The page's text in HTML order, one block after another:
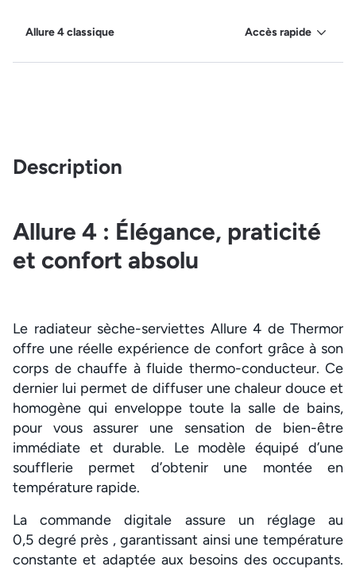
Allure 4 classique Accès rapide
Description
Allure 4 : Élégance, praticité
et confort absolu
Le radiateur sèche-serviettes Allure 4 de Thermor
offre une réelle expérience de confort grâce à son
corps de chauffe à fluide thermo-conducteur. Ce
dernier lui permet de diffuser une chaleur douce et
homogène qui enveloppe toute la salle de bains,
pour vous assurer une sensation de bien-être
immédiate et durable. Le modèle équipé d’une
soufflerie permet d’obtenir une montée en
température rapide.
La commande digitale assure un réglage au
0,5 degré près , garantissant ainsi une température
constante et adaptée aux besoins des occupants.